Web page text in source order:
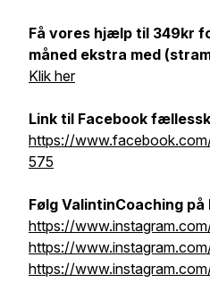
Få vores hjælp til 349kr
måned ekstra med
Klik her
Link til Facebook
https://
575
Følg ValintinCoaching på
https://
https://
https://